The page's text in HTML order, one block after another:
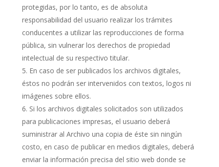
protegidas, por lo tanto, es de absoluta
responsabilidad del usuario realizar los trámites
conducentes a utilizar las reproducciones de forma
pública, sin vulnerar los derechos de propiedad
intelectual de su respectivo titular.
En caso de ser publicados los archivos digitales,
éstos no podrán ser intervenidos con textos, logos ni
imágenes sobre ellos.
Si los archivos digitales solicitados son utilizados
para publicaciones impresas, el usuario deberá
suministrar al Archivo una copia de éste sin ningún
costo, en caso de publicar en medios digitales, deberá
enviar la información precisa del sitio web donde se